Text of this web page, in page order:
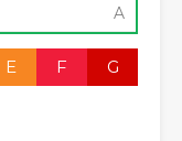
A
E F G